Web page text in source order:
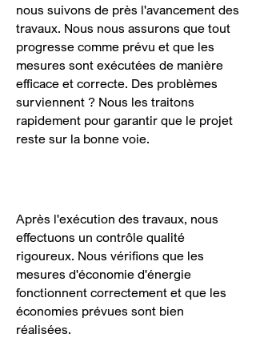
nous suivons de près l'avancement des
travaux. Nous nous assurons que tout
progresse comme prévu et que les
mesures sont exécutées de manière
efficace et correcte. Des problèmes
surviennent ? Nous les traitons
rapidement pour garantir que le projet
reste sur la bonne voie.
Après l'exécution des travaux, nous
effectuons un contrôle qualité
rigoureux. Nous vérifions que les
mesures d'économie d'énergie
fonctionnent correctement et que les
économies prévues sont bien
réalisées.